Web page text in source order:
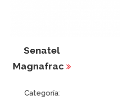
Senatel
Magnafrac
Categoría: